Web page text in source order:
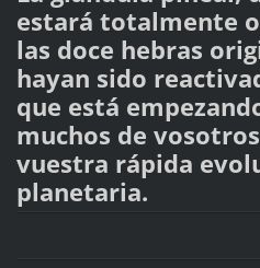
estará totalmente
las doce hebras
hayan sido
que está
muchos de
vuestra rápida
planetaria.